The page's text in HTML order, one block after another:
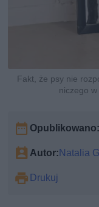
Fakt, że psy nie
niczego
Opublikowano:
Autor:Natalia
Drukuj